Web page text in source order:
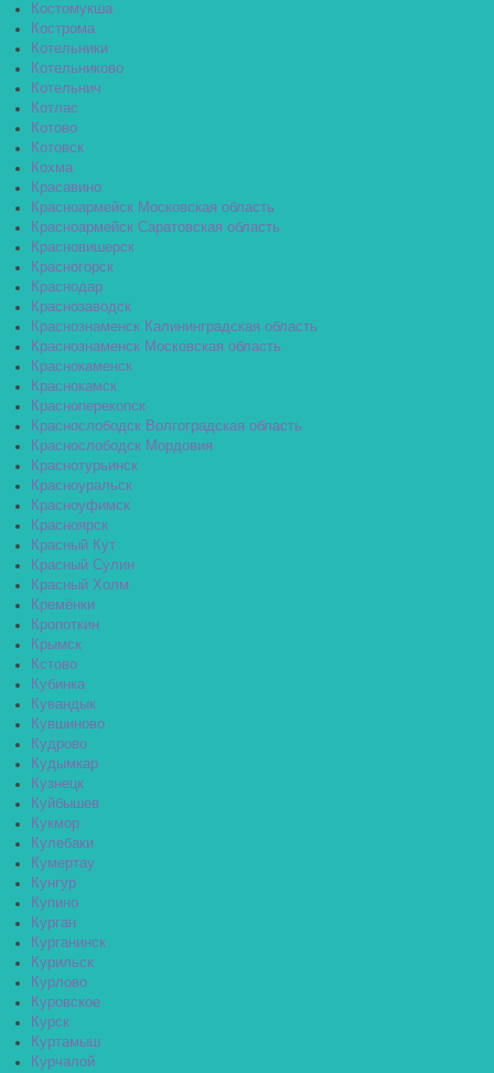
Костомукша
Кострома
Котельники
Котельниково
Котельнич
Котлас
Котово
Котовск
Кохма
Красавино
Красноармейск Московская область
Красноармейск Саратовская область
Красновишерск
Красногорск
Краснодар
Краснозаводск
Краснознаменск Калининградская область
Краснознаменск Московская область
Краснокаменск
Краснокамск
Красноперекопск
Краснослободск Волгоградская область
Краснослободск Мордовия
Краснотурьинск
Красноуральск
Красноуфимск
Красноярск
Красный Кут
Красный Сулин
Красный Холм
Кремёнки
Кропоткин
Крымск
Кстово
Кубинка
Кувандык
Кувшиново
Кудрово
Кудымкар
Кузнецк
Куйбышев
Кукмор
Кулебаки
Кумертау
Кунгур
Купино
Курган
Курганинск
Курильск
Курлово
Куровское
Курск
Куртамыш
Курчалой